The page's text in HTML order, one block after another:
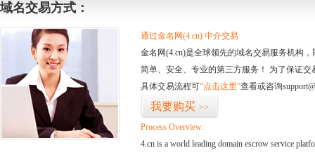
域名交易方式：
通过金名网(4.cn) 中介交易
金名网(4.cn)是全球领先的域名交易服务机构
简单、安全、专业的第三方服务！ 为了保证
具体交易流程可“点击这里”查看或咨询
我要购买 >>
Process Overview:
4.cn is a world leading domain escrow service